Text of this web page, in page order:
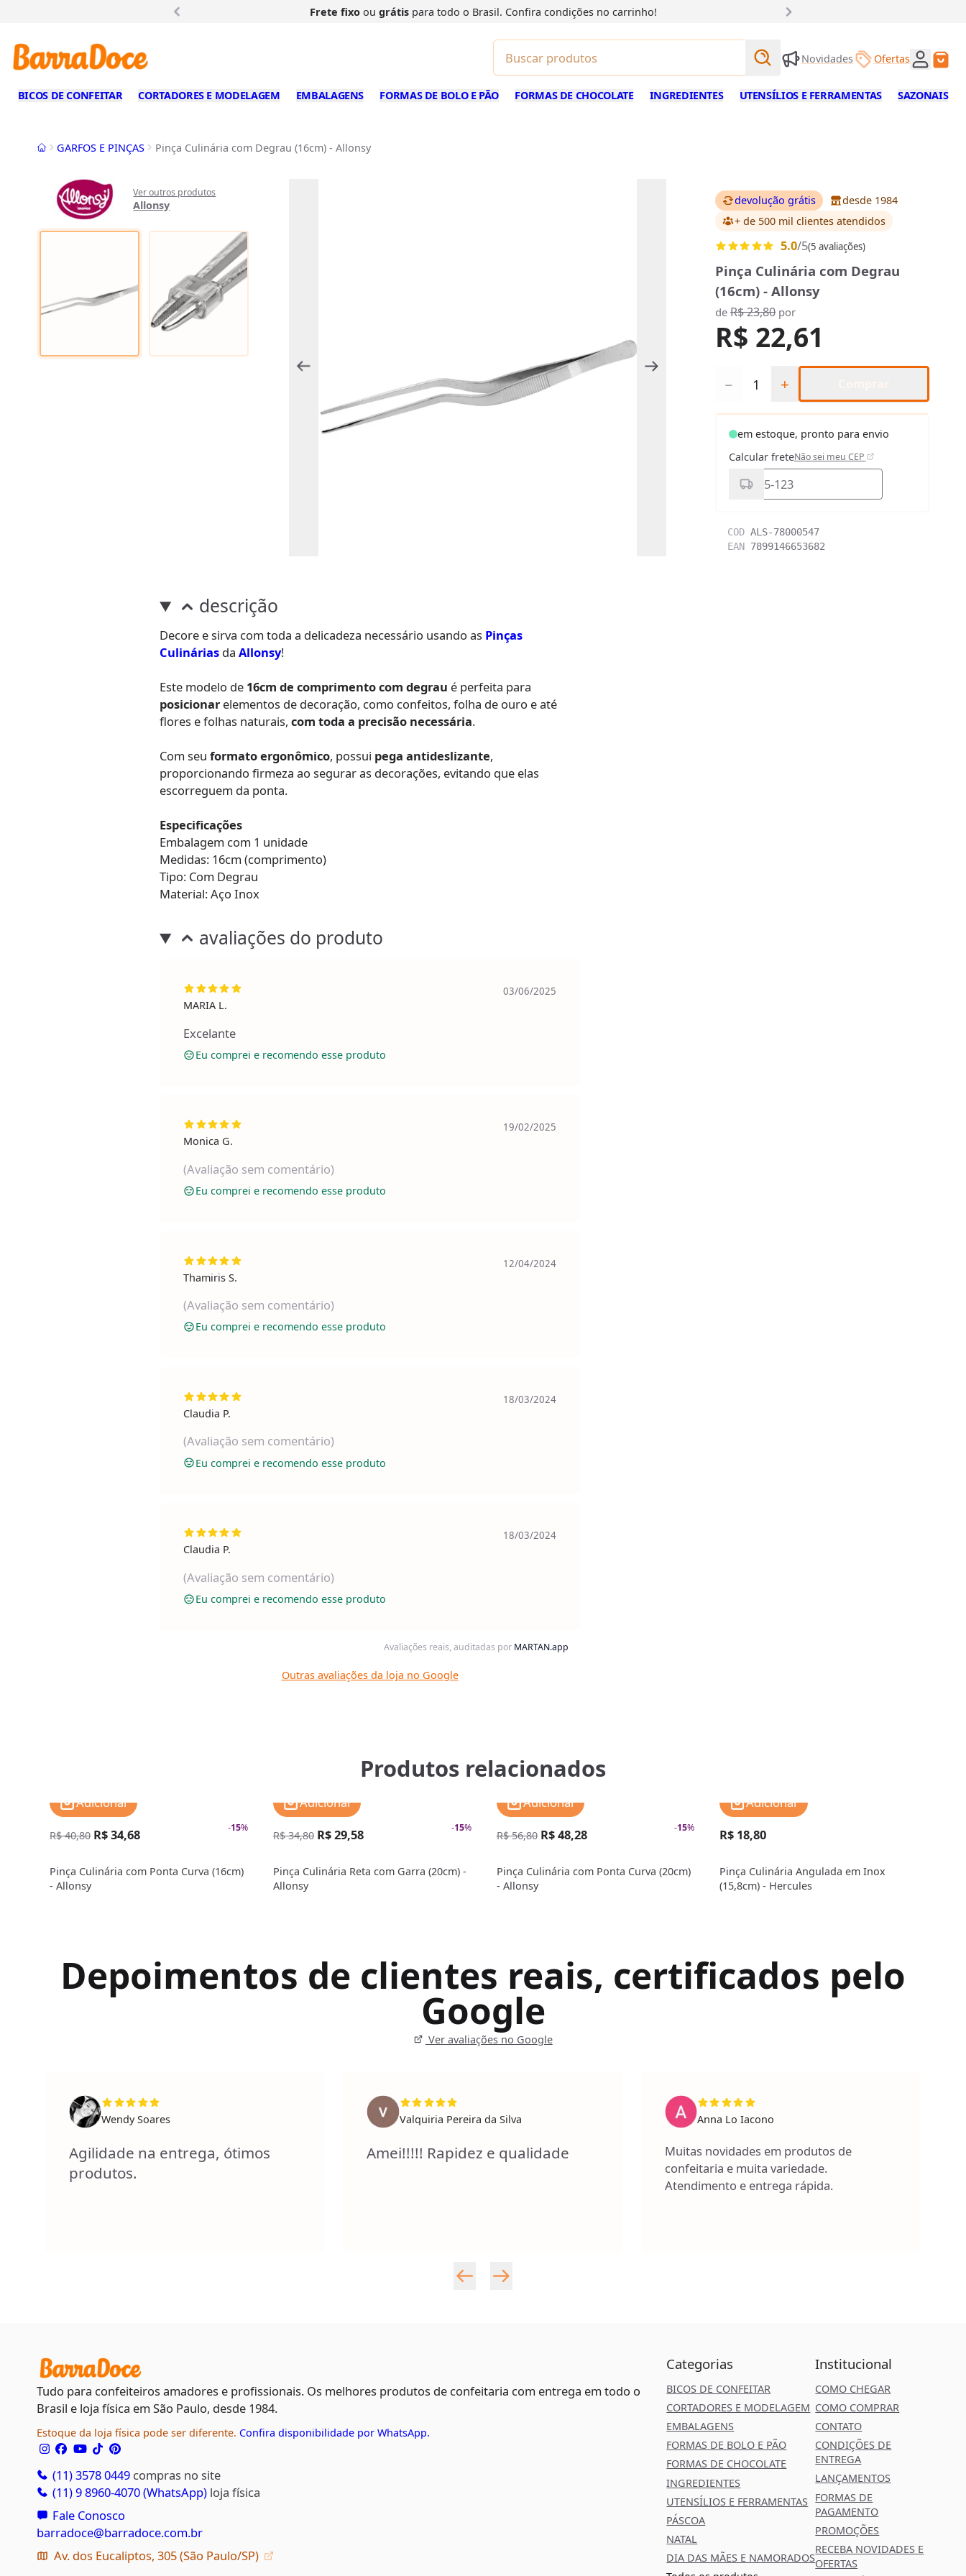
Frete fixoou grátispara todo o Brasil. Confira condições no carrinho!
Buscar produtos
Buscar
Novidades Ofertas
BICOS DE CONFEITAR CORTADORES E MODELAGEM EMBALAGENS FORMAS DE BOLO E PÃO FORMAS DE CHOCOLATE INGREDIENTES UTENSÍLIOS E FERRAMENTAS SAZONAIS
InícioGARFOS E PINÇAS Pinça Culinária com Degrau (16cm) - Allonsy
Ver outros produtos
Allonsy devolução grátis
desde 1984
+ de 500 mil clientes atendidos
5.0/5(5 avaliações)
Pinça Culinária com Degrau
(16cm) - Allonsy
deR$ 23,80 por
R$ 22,61
− +
em estoque, pronto para envio
Calcular freteNão sei meu CEP
COD ALS-78000547
EAN 7899146653682
descrição
Decore e sirva com toda a delicadeza necessário usando as Pinças
Culinárias daAllonsy!
Este modelo de 16cm de comprimento com degrau é perfeita para
posicionar elementos de decoração, como confeitos, folha de ouro e até
flores e folhas naturais,com toda a precisão necessária.
Com seuformato ergonômico, possui pega antideslizante,
proporcionando firmeza ao segurar as decorações, evitando que elas
escorreguem da ponta.
Especificações
Embalagem com 1 unidade
Medidas: 16cm (comprimento)
Tipo: Com Degrau
Material: Aço Inox
avaliações do produto
MARIA L.
03/06/2025
Excelante
Eu comprei e recomendo esse produto
Monica G.
19/02/2025
(Avaliação sem comentário)
Eu comprei e recomendo esse produto
Thamiris S.
12/04/2024
(Avaliação sem comentário)
Eu comprei e recomendo esse produto
Claudia P.
18/03/2024
(Avaliação sem comentário)
Eu comprei e recomendo esse produto
Claudia P.
18/03/2024
(Avaliação sem comentário)
Eu comprei e recomendo esse produto
Avaliações reais, auditadas por MARTAN.app
Outras avaliações da loja no Google
Produtos relacionados
-15%
R$ 40,80 R$ 34,68
Pinça Culinária com Ponta Curva (16cm)
- Allonsy
Adicionar
-15%
R$ 34,80 R$ 29,58
Pinça Culinária Reta com Garra (20cm) -
Allonsy
Adicionar
-15%
R$ 56,80 R$ 48,28
Pinça Culinária com Ponta Curva (20cm)
- Allonsy
Adicionar
R$ 18,80
Pinça Culinária Angulada em Inox
(15,8cm) - Hercules
Adicionar
Depoimentos de clientes reais, certificados pelo
Google
Ver avaliações no Google
Wendy Soares
Agilidade na entrega, ótimos
produtos.
Valquiria Pereira da Silva
Amei!!!!! Rapidez e qualidade
Anna Lo Iacono
Muitas novidades em produtos de
confeitaria e muita variedade.
Atendimento e entrega rápida.
Tudo para confeiteiros amadores e profissionais. Os melhores produtos de confeitaria com entrega em todo o
Brasil e loja física em São Paulo, desde 1984.
Estoque da loja física pode ser diferente. Confira disponibilidade por WhatsApp.
(11) 3578 0449 compras no site
(11) 9 8960-4070 (WhatsApp) loja física
Fale Conosco
barradoce@barradoce.com.br
Av. dos Eucaliptos, 305 (São Paulo/SP)
Categorias
BICOS DE CONFEITAR
CORTADORES E MODELAGEM
EMBALAGENS
FORMAS DE BOLO E PÃO
FORMAS DE CHOCOLATE
INGREDIENTES
UTENSÍLIOS E FERRAMENTAS
PÁSCOA
NATAL
DIA DAS MÃES E NAMORADOS
Institucional
COMO CHEGAR
COMO COMPRAR
CONTATO
CONDIÇÕES DE
ENTREGA
LANÇAMENTOS
FORMAS DE
PAGAMENTO
PROMOÇÕES
RECEBA NOVIDADES E
OFERTAS